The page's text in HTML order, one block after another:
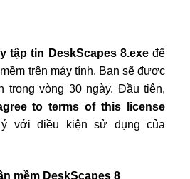
tập tin DeskScapes 8.exeđể
trên máy tính. Bạn sẽ được
trong vòng 30 ngày. Đầu tiên,
to terms of this license
với điều kiện sử dụng của